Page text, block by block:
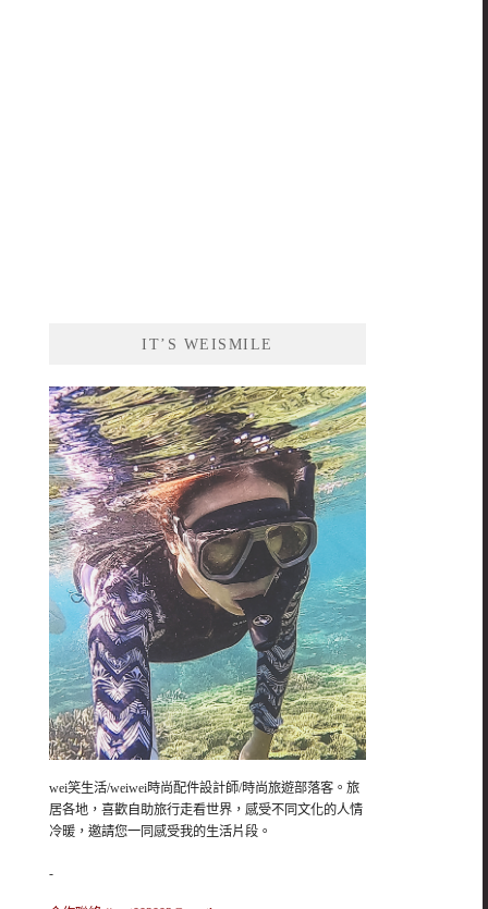
IT’S WEISMILE
wei笑生活/weiwei時尚配件設計師/時尚旅遊部落客。旅
居各地，喜歡自助旅行走看世界，感受不同文化的人情
冷暖，邀請您一同感受我的生活片段。
-